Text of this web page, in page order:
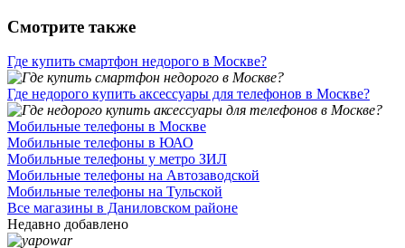
Смотрите также
Где купить смартфон недорого в Москве?
Где недорого купить аксессуары для телефонов в Москве?
Мобильные телефоны в Москве
Мобильные телефоны в ЮАО
Мобильные телефоны у метро ЗИЛ
Мобильные телефоны на Автозаводской
Мобильные телефоны на Тульской
Все магазины в Даниловском районе
Недавно добавлено